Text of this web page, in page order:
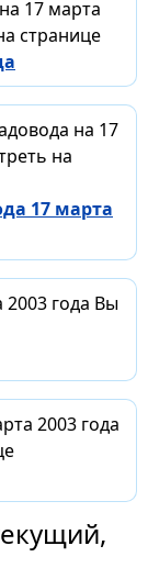
17 марта
странице
на 17
на
17 марта
года Вы
2003 года